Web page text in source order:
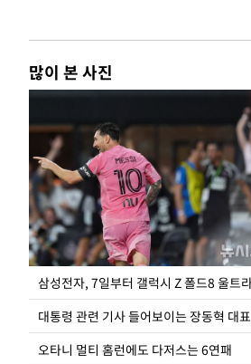
많이 본 사진
대통령 관련 기사 들어보이는 장동혁 대표
오타니 멀티 홈런에도 다저스는 6연패